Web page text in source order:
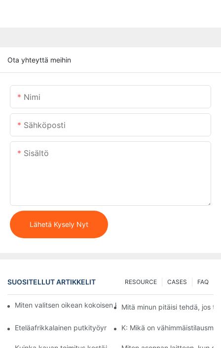
Ota yhteyttä meihin
Nimi
Sähköposti
Sisältö
Lähetä Kysely Nyt
SUOSITELLUT ARTIKKELIT FAQ
CASES
RESOURCE
Miten valitsen oikean kokoisen kameranMitä minun pitäisi tehdä, jos
Eteläafrikkalainen putkityöyritys saavutti erinomaisia ​​tuloksia
K: Mikä on